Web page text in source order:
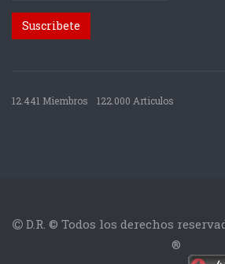
12.441 Miembros 122.000 Articulos
D.R. © Todos los derechos
®